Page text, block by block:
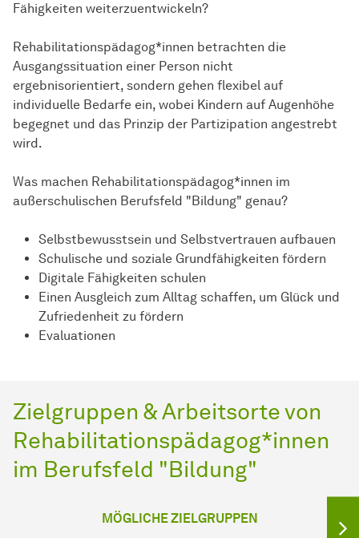
Fähigkeiten weiterzuentwickeln?
Rehabilitationspädagog*innen betrachten die
Ausgangssituation einer Person nicht
ergebnisorientiert, sondern gehen flexibel auf
individuelle Bedarfe ein, wobei Kindern auf Augenhöhe
begegnet und das Prinzip der Partizipation angestrebt
wird.
Was machen Rehabilitationspädagog*innen im
außerschulischen Berufsfeld "Bildung" genau?
Selbstbewusstsein und Selbstvertrauen aufbauen
Schulische und soziale Grundfähigkeiten fördern
Digitale Fähigkeiten schulen
Einen Ausgleich zum Alltag schaffen, um Glück und
Zufriedenheit zu fördern
Evaluationen
Zielgruppen & Arbeitsorte von
Rehabilitationspädagog*innen
im Berufsfeld "Bildung"
MÖGLICHE ZIELGRUPPEN